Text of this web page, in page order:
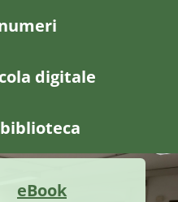
digitale
eBook